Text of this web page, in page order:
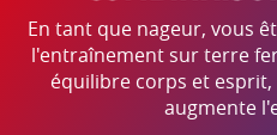
En tant que nageur, vous
l'entraînement sur terre
équilibre corps et
augmente